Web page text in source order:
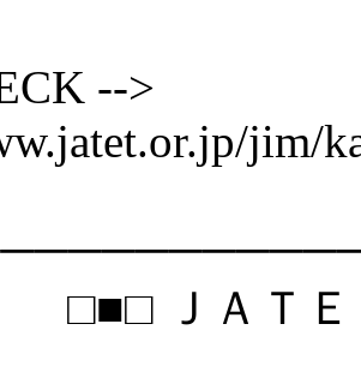
-->
jim/
ＡＴＥＴ